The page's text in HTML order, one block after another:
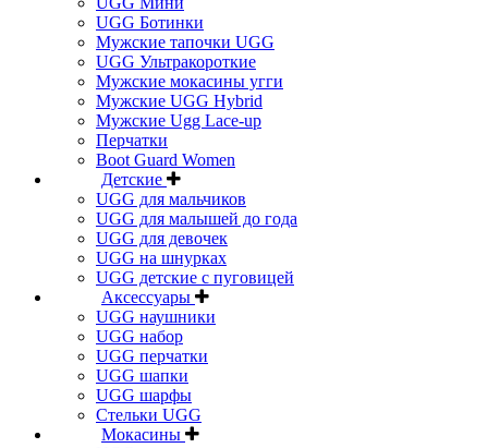
UGG Ботинки
Мужские тапочки UGG
UGG Ультракороткие
Мужские мокасины угги
Мужские UGG Hybrid
Мужские Ugg Lace-up
Перчатки
Boot Guard Women
Детские
UGG для мальчиков
UGG для малышей до года
UGG для девочек
UGG на шнурках
UGG детские с пуговицей
Аксессуары
UGG наушники
UGG набор
UGG перчатки
UGG шапки
UGG шарфы
Стельки UGG
Мокасины